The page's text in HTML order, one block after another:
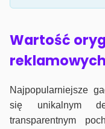
Wartość
reklamowych
Najpopularniejsze
się unikalnym
transparentnym